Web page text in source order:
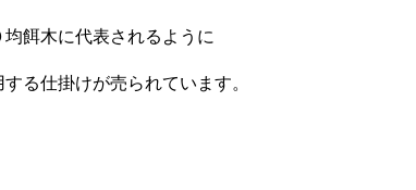
餌木に代表されるように
る仕掛けが売られています。